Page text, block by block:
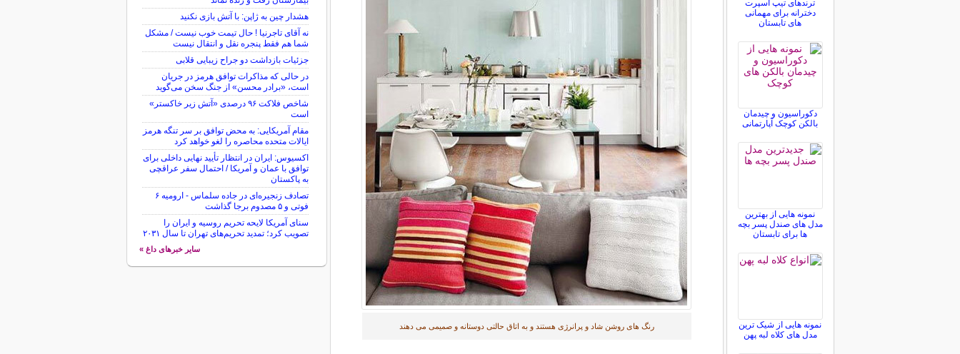
رنگ های روشن شاد و پرانرژی هستند و به اتاق حالتی دوستانه و صمیمی می دهند
ترندهای تیپ اسپرت
دخترانه برای مهمانی
های تابستان
دکوراسیون و چیدمان
بالکن کوچک آپارتمانی
نمونه هایی از بهترین
مدل های صندل پسر بچه
ها برای تابستان
نمونه هایی از شیک ترین
مدل های کلاه لبه پهن
هشدار چین به ژاپن: با آتش بازی نکنید
نه آقای تاجرنیا ! حال تیمت خوب نیست / مشکل
شما هم فقط پنجره نقل و انتقال نیست
جزئیات بازداشت دو جراح زیبایی قلابی
در حالی که مذاکرات توافق هرمز در جریان
است، «برادر محسن» از جنگ سخن می‌گوید
شاخص فلاکت ۹۶ درصدی «آتش زیر خاکستر»
است
مقام آمریکایی: به محض توافق بر سر تنگه هرمز
ایالات متحده محاصره را لغو خواهد کرد
اکسیوس: ایران در انتظار تأیید نهایی داخلی برای
توافق با عمان و آمریکا / احتمال سفر عراقچی
به پاکستان
تصادف زنجیره‌ای در جاده سلماس - ارومیه ۶
فوتی و ۵ مصدوم برجا گذاشت
سنای آمریکا لایحه تحریم روسیه و ایران را
تصویب کرد؛ تمدید تحریم‌های تهران تا سال ۲۰۳۱
سایر خبرهای داغ »